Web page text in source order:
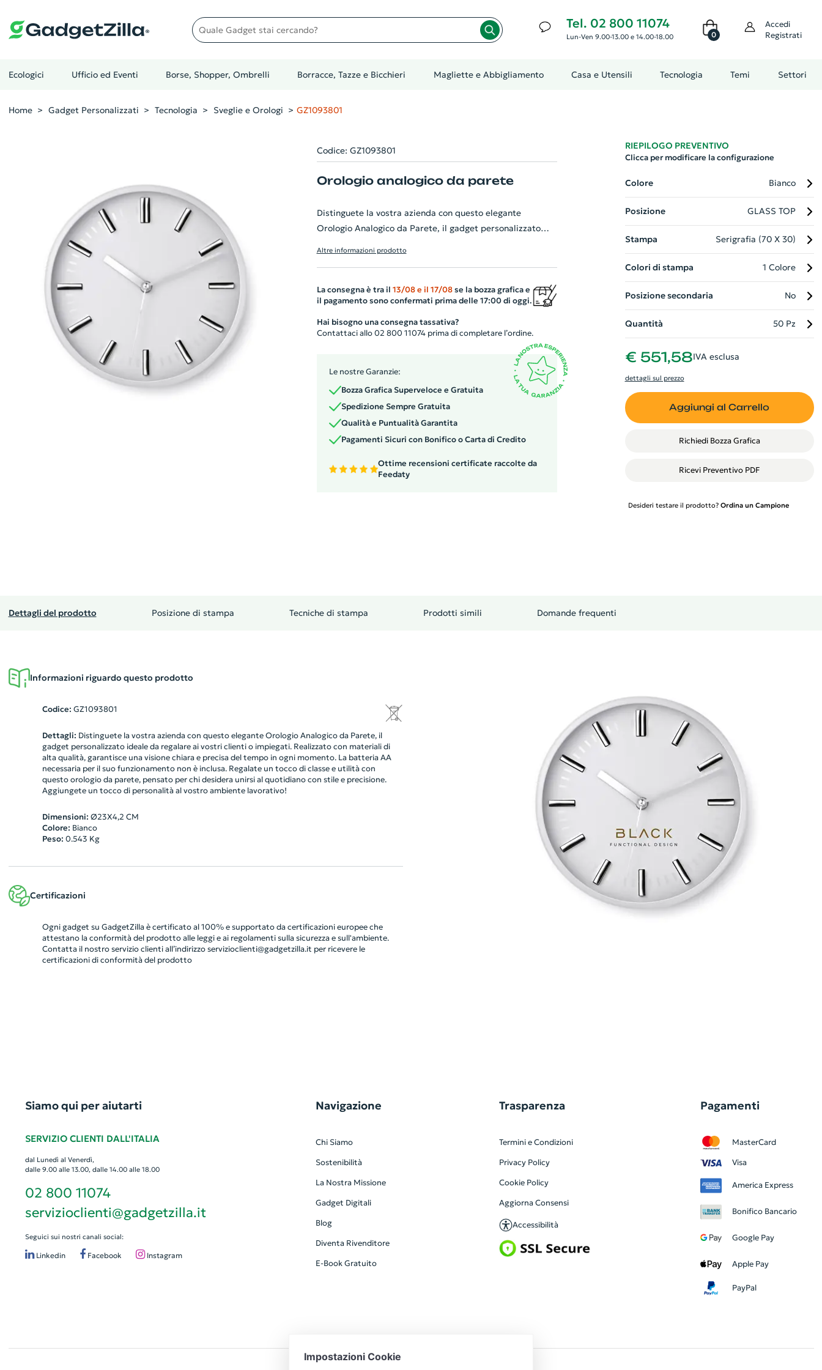
Quale gadget stai cercando? Tel. 02 800 11074
Lun-Ven 9.00-13.00 e 14.00-18.00 0
Accedi
Registrati
Ecologici Ufficio ed Eventi Borse, Shopper, Ombrelli Borracce, Tazze e Bicchieri Magliette e Abbigliamento Casa e Utensili Tecnologia Temi Settori
Home Gadget Personalizzati Tecnologia Sveglie e Orologi GZ1093801
Codice: GZ1093801
Orologio analogico da parete
Distinguete la vostra azienda con questo elegante
Orologio Analogico da Parete, il gadget personalizzato
necessaria per il suo funzionamento non è inclusa.
Regalate un tocco di classe e utilità con questo orologio da
parete, pensato per chi desidera unirsi al quotidiano con
stile e precisione. Aggiungete un tocco di personalità al
Altre informazioni prodotto
La consegna è tra il 13/08 e il 17/08se la bozza grafica e
il pagamento sono confermati prima delle 17:00 di oggi.
Hai bisogno una consegna tassativa?
Contattaci allo 02 800 11074 prima di completare l’ordine.
Le nostre Garanzie:
Bozza Grafica Superveloce e Gratuita
Spedizione Sempre Gratuita
Qualità e Puntualità Garantita
Pagamenti Sicuri con Bonifico o Carta di Credito
Ottime recensioni certificate raccolte da
Feedaty
RIEPILOGO PREVENTIVO
Clicca per modificare la configurazione
Colore Bianco
Posizione GLASS TOP
Stampa Serigrafia (70 X 30)
Colori di stampa 1 Colore
Posizione secondaria No
Quantità 50 Pz
€ 551,58IVA esclusa
dettagli sul prezzo
Aggiungi al Carrello
Richiedi Bozza Grafica
Ricevi Preventivo PDF
Desideri testare il prodotto? Ordina un Campione
Dettagli del prodotto Posizione di stampa Tecniche di stampa Prodotti simili Domande frequenti
Informazioni riguardo questo prodotto
Codice: GZ1093801
Dettagli: Distinguete la vostra azienda con questo elegante Orologio Analogico da Parete, il
gadget personalizzato ideale da regalare ai vostri clienti o impiegati. Realizzato con materiali di
alta qualità, garantisce una visione chiara e precisa del tempo in ogni momento. La batteria AA
necessaria per il suo funzionamento non è inclusa. Regalate un tocco di classe e utilità con
questo orologio da parete, pensato per chi desidera unirsi al quotidiano con stile e precisione.
Aggiungete un tocco di personalità al vostro ambiente lavorativo!
Dimensioni: Ø23X4,2 CM
Colore: Bianco
Peso: 0.543 Kg
Certificazioni
Ogni gadget su GadgetZilla è certificato al 100% e supportato da certificazioni europee che
attestano la conformità del prodotto alle leggi e ai regolamenti sulla sicurezza e sull'ambiente.
Contatta il nostro servizio clienti all’indirizzo servizioclienti@gadgetzilla.it per ricevere le
certificazioni di conformità del prodotto
Siamo qui per aiutarti
SERVIZIO CLIENTI DALL'ITALIA
dal Lunedì al Venerdì,
dalle 9.00 alle 13.00, dalle 14.00 alle 18.00
02 800 11074
servizioclienti@gadgetzilla.it
Seguici sui nostri canali social:
Linkedin Facebook Instagram
Navigazione
Chi Siamo
Sostenibilità
La Nostra Missione
Gadget Digitali
Blog
Diventa Rivenditore
E-Book Gratuito
Trasparenza
Termini e Condizioni
Privacy Policy
Cookie Policy
Aggiorna Consensi
Accessibilità
Pagamenti
MasterCard
Visa
America Express
Bonifico Bancario
Google Pay
Apple Pay
PayPal